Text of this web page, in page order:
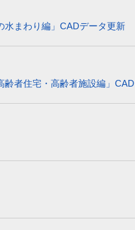
まわり編」CADデータ更新
者住宅・高齢者施設編」